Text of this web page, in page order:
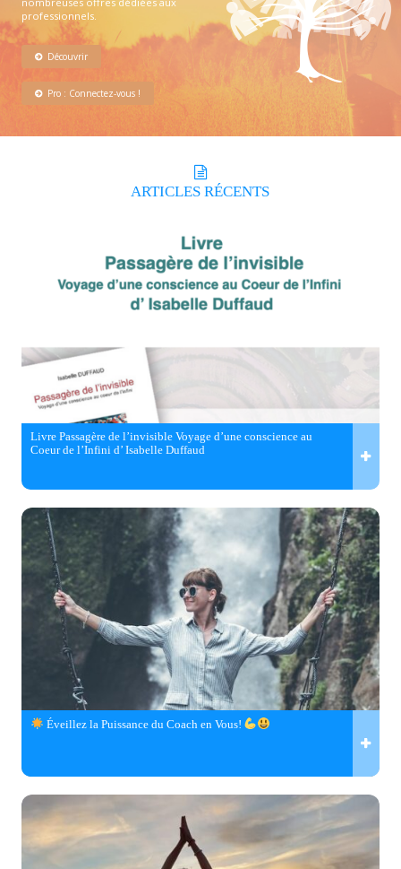
professionnels.
Découvrir
Pro : Connectez-vous !
ARTICLES RÉCENTS
Livre Passagère de l’invisible Voyage d’une conscience au
Coeur de l’Infini d’ Isabelle Duffaud
Éveillez la Puissance du Coach en Vous!